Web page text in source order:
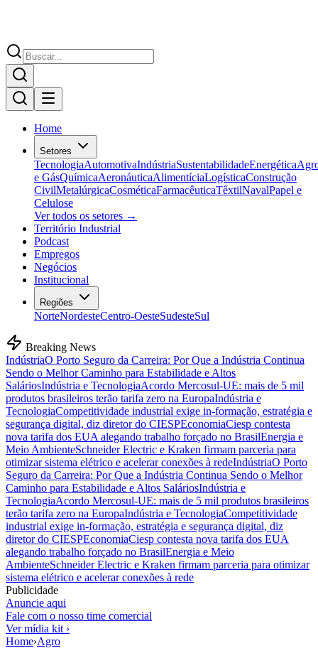
Home
Setores
TecnologiaAutomotivaIndústriaSustentabilidadeEnergética
e GásQuímicaAeronáuticaAlimentíciaLogísticaConstrução
CivilMetalúrgicaCosméticaFarmacêuticaTêxtilNavalPapel e
Celulose
Ver todos os setores →
Território Industrial
Podcast
Empregos
Negócios
Institucional
Regiões
NorteNordesteCentro-OesteSudesteSul
Breaking News
IndústriaO Porto Seguro da Carreira: Por Que a Indústria Continua
Sendo o Melhor Caminho para Estabilidade e Altos
SaláriosIndústria e TecnologiaAcordo Mercosul-UE: mais de 5 mil
produtos brasileiros terão tarifa zero na EuropaIndústria e
TecnologiaCompetitividade industrial exige in-formação, estratégia e
segurança digital, diz diretor do CIESPEconomiaCiesp contesta
nova tarifa dos EUA alegando trabalho forçado no BrasilEnergia e
Meio AmbienteSchneider Electric e Kraken firmam parceria para
otimizar sistema elétrico e acelerar conexões à redeIndústriaO Porto
Seguro da Carreira: Por Que a Indústria Continua Sendo o Melhor
Caminho para Estabilidade e Altos SaláriosIndústria e
TecnologiaAcordo Mercosul-UE: mais de 5 mil produtos brasileiros
terão tarifa zero na EuropaIndústria e TecnologiaCompetitividade
industrial exige in-formação, estratégia e segurança digital, diz
diretor do CIESPEconomiaCiesp contesta nova tarifa dos EUA
alegando trabalho forçado no BrasilEnergia e Meio
AmbienteSchneider Electric e Kraken firmam parceria para otimizar
sistema elétrico e acelerar conexões à rede
Publicidade
Anuncie aqui
Fale com o nosso time comercial
Ver mídia kit ›
Home›Agro